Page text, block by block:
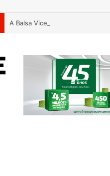
A Balsa Vicentina do Rio Guaporé